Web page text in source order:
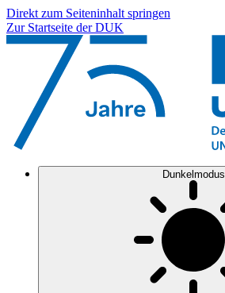
Direkt zum Seiteninhalt springen
Zur Startseite der DUK
Dunkelmodus